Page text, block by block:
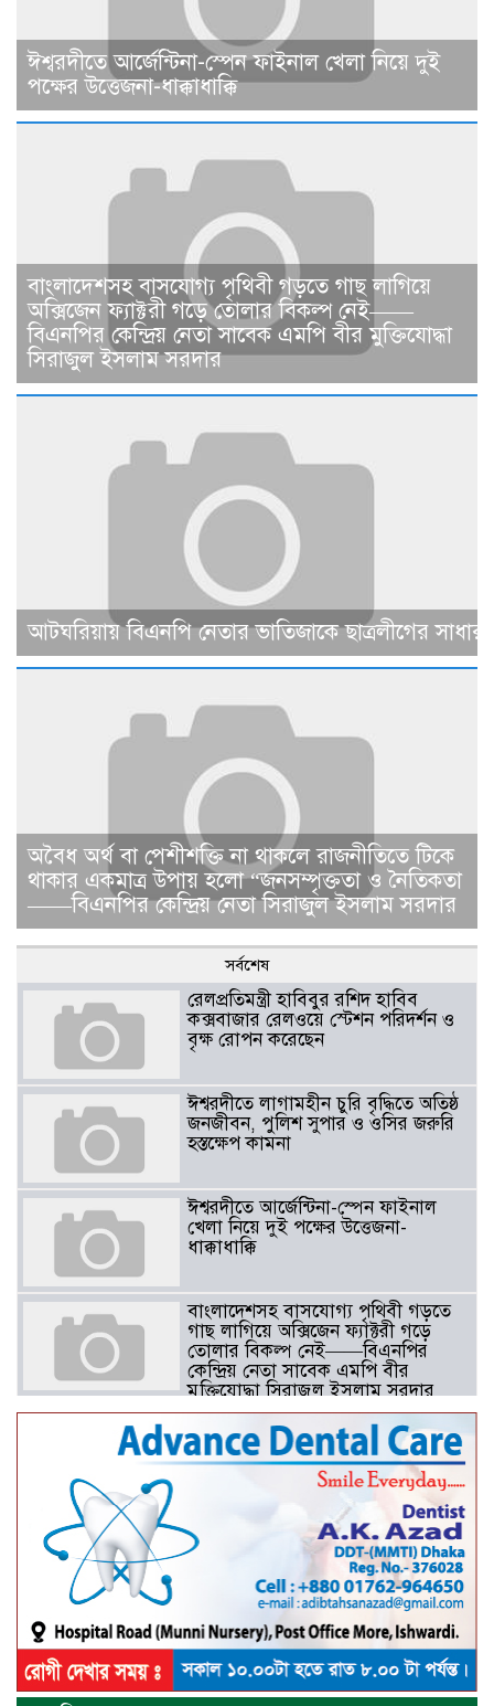
ঈশ্বরদীতে আর্জেন্টিনা-স্পেন ফাইনাল খেলা নিয়ে দুই
পক্ষের উত্তেজনা-ধাক্কাধাক্কি
বাংলাদেশসহ বাসযোগ্য পৃথিবী গড়তে গাছ লাগিয়ে
অক্সিজেন ফ্যাক্টরী গড়ে তোলার বিকল্প নেই——
বিএনপির কেন্দ্রিয় নেতা সাবেক এমপি বীর মুক্তিযোদ্ধা
সিরাজুল ইসলাম সরদার
আটঘরিয়ায় বিএনপি নেতার ভাতিজাকে ছাত্রলীগের
​​অবৈধ অর্থ বা পেশীশক্তি না থাকলে রাজনীতিতে টিকে
থাকার একমাত্র উপায় হলো “জনসম্পৃক্ততা ও নৈতিকতা
——বিএনপির কেন্দ্রিয় নেতা সিরাজুল ইসলাম সরদার
সর্বশেষ
রেলপ্রতিমন্ত্রী হাবিবুর রশিদ হাবিব
কক্সবাজার রেলওয়ে স্টেশন পরিদর্শন ও
বৃক্ষ রোপন করেছেন
ঈশ্বরদীতে লাগামহীন চুরি বৃদ্ধিতে অতিষ্ঠ
জনজীবন, পুলিশ সুপার ও ওসির জরুরি
হস্তক্ষেপ কামনা ​
ঈশ্বরদীতে আর্জেন্টিনা-স্পেন ফাইনাল
খেলা নিয়ে দুই পক্ষের উত্তেজনা-
ধাক্কাধাক্কি
বাংলাদেশসহ বাসযোগ্য পৃথিবী গড়তে
গাছ লাগিয়ে অক্সিজেন ফ্যাক্টরী গড়ে
তোলার বিকল্প নেই——বিএনপির
কেন্দ্রিয় নেতা সাবেক এমপি বীর
মুক্তিযোদ্ধা সিরাজুল ইসলাম সরদার
আটঘরিয়ায় বিএনপি নেতার ভাতিজাকে ছাত্রলীগের সাধারণ
​​অবৈধ অর্থ বা পেশীশক্তি না থাকলে
রাজনীতিতে টিকে থাকার একমাত্র উপায়
হলো “জনসম্পৃক্ততা ও নৈতিকতা——
বিএনপির কেন্দ্রিয় নেতা সিরাজুল ইসলাম
সরদার